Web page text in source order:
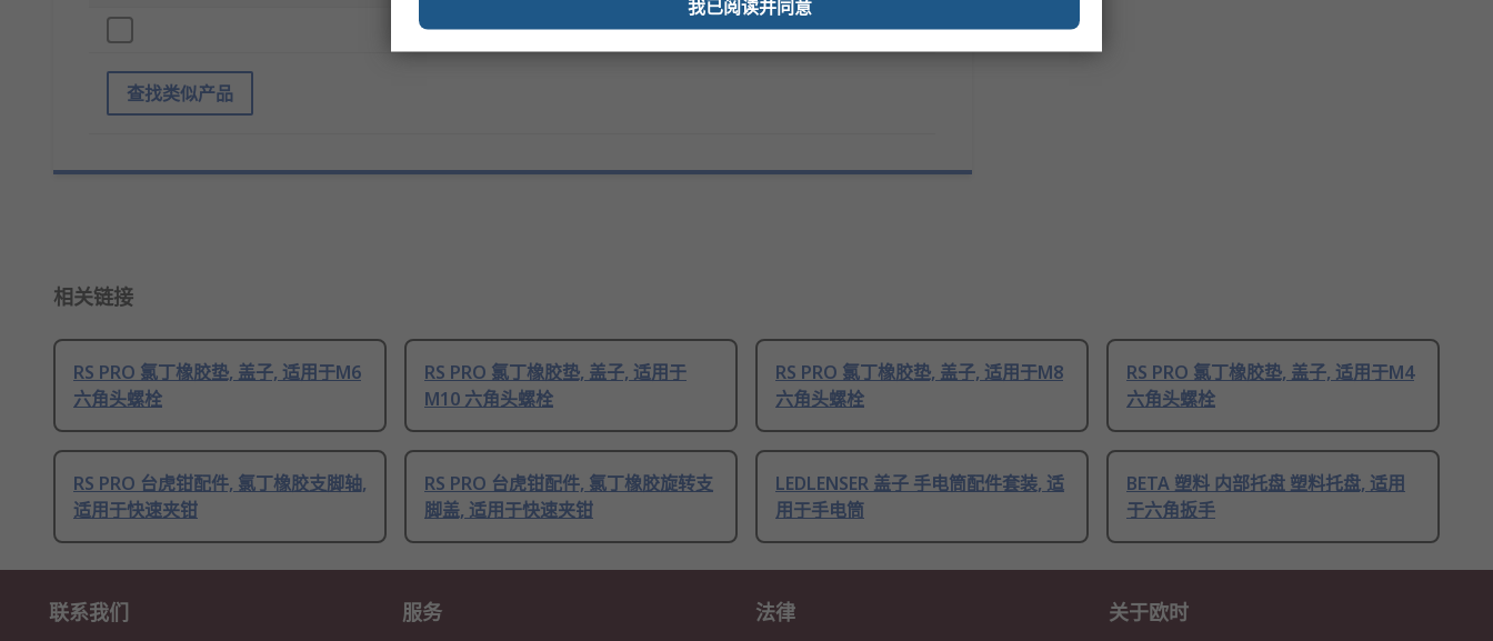
标准/认证 No
查找类似产品
相关链接
RS PRO 氯丁橡胶垫, 盖子, 适用于M6
六角头螺栓
RS PRO 氯丁橡胶垫, 盖子, 适用于
M10 六角头螺栓
RS PRO 氯丁橡胶垫, 盖子, 适用于M8
六角头螺栓
RS PRO 氯丁橡胶垫, 盖子, 适用于M4
六角头螺栓
RS PRO 台虎钳配件, 氯丁橡胶支脚轴,
适用于快速夹钳
RS PRO 台虎钳配件, 氯丁橡胶旋转支
脚盖, 适用于快速夹钳
LEDLENSER 盖子 手电筒配件套装, 适
用于手电筒
BETA 塑料 内部托盘 塑料托盘, 适用
于六角扳手
联系我们 服务 法律 关于欧时
我已阅读并同意